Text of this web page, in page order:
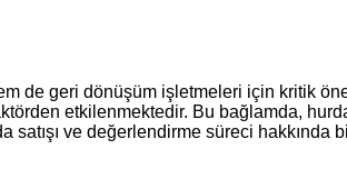
de geri dönüşüm işletmeleri için kritik
etkilenmektedir. Bu bağlamda,
ve değerlendirme süreci hakkında